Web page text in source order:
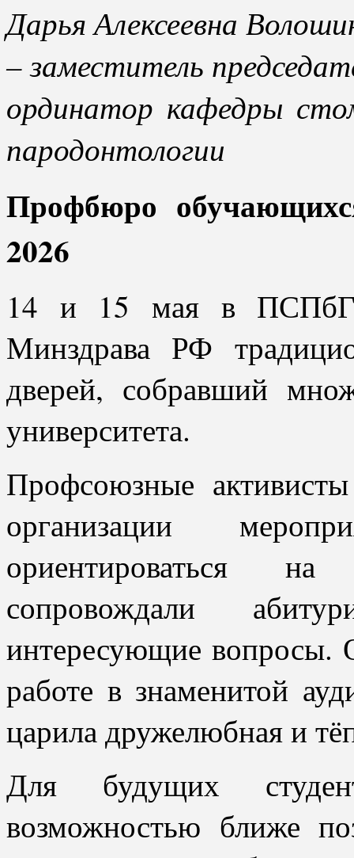
Дарья Алексеевна
– заместитель
ординатор кафедры
пародонтологии
Профбюро
2026
14 и 15 мая в
Минздрава РФ
дверей, собравший
университета.
Профсоюзные
организации
ориентироваться на
сопровождали
интересующие вопросы.
работе в знаменитой
царила дружелюбная и
Для будущих
возможностью ближе